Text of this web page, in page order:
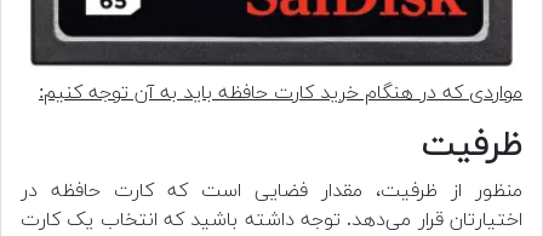
مواردی که در هنگام خرید کارت حافظه باید به آن توجه کنیم:
ظرفیت
منظور از ظرفیت، مقدار فضایی است که کارت حافظه در
اختیارتان قرار می‌دهد. توجه داشته باشید که انتخاب یک کارت